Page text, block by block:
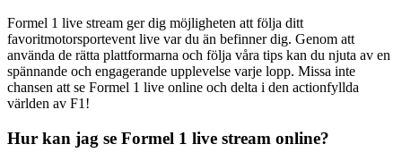
Formel 1 live stream ger dig möjligheten att följa ditt
favoritmotorsportevent live var du än befinner dig. Genom att
använda de rätta plattformarna och följa våra tips kan du njuta av en
spännande och engagerande upplevelse varje lopp. Missa inte
chansen att se Formel 1 live online och delta i den actionfyllda
världen av F1!
Hur kan jag se Formel 1 live stream online?